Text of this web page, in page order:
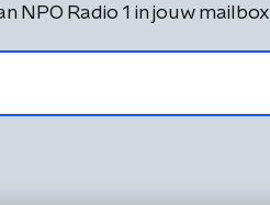
NPO Radio 1 in jouw mailbox